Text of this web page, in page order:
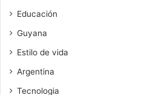
Educación
Guyana
Estilo de vida
Argentina
Tecnologia